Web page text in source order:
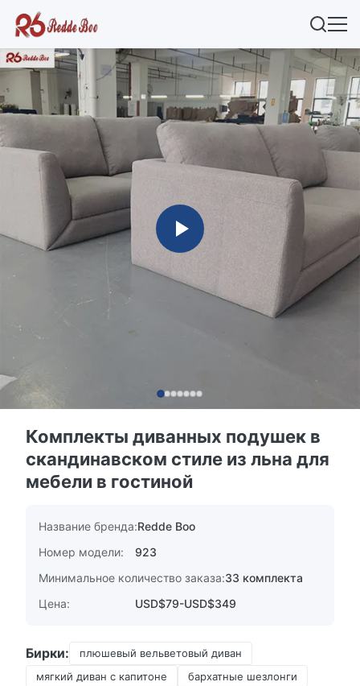
Комплекты диванных подушек в
скандинавском стиле из льна для
мебели в гостиной
Название бренда:Redde Boo
Номер модели:
923
Минимальное количество заказа:33 комплекта
Цена:
USD$79-USD$349
Бирки:
плюшевый вельветовый диван
мягкий диван с капитоне
бархатные шезлонги